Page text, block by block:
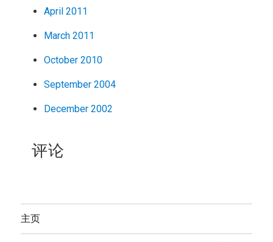
April 2011
March 2011
October 2010
September 2004
December 2002
评论
主页